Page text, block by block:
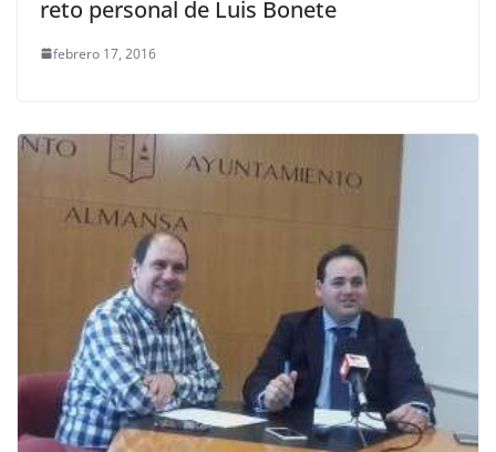
reto personal de Luis Bonete
febrero 17, 2016